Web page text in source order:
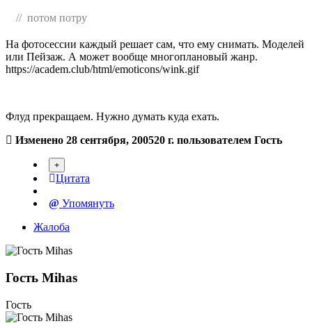
// потом потру
На фотосессии каждый решает сам, что ему снимать. Моделей
или Пейзаж. А может вообще многоплановый жанр.
https://academ.club/html/emoticons/wink.gif
Флуд прекращаем. Нужно думать куда ехать.
Изменено 28 сентября, 200520 г. пользователем Гость
Цитата
Упомянуть
Жалоба
Гость Mihas
Гость